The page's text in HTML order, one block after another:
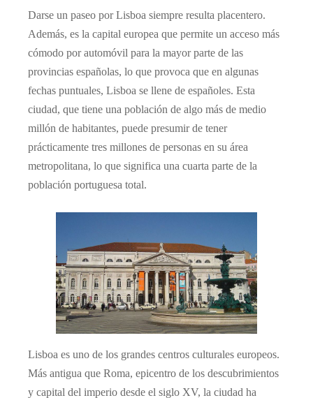
Darse un paseo por Lisboa siempre resulta placentero.
Además, es la capital europea que permite un acceso más
cómodo por automóvil para la mayor parte de las
provincias españolas, lo que provoca que en algunas
fechas puntuales, Lisboa se llene de españoles. Esta
ciudad, que tiene una población de algo más de medio
millón de habitantes, puede presumir de tener
prácticamente tres millones de personas en su área
metropolitana, lo que significa una cuarta parte de la
población portuguesa total.
Lisboa es uno de los grandes centros culturales europeos.
Más antigua que Roma, epicentro de los descubrimientos
y capital del imperio desde el siglo XV, la ciudad ha